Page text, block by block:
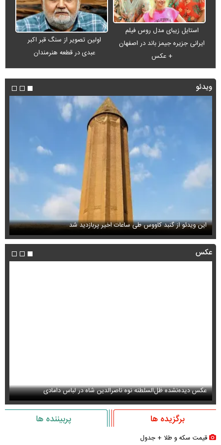
استایل زیبای مدل روس فیلم
ایرانی جزیره جیمز باند در اصفهان
+ عکس
اولین تصویر از سنگ قبر اکبر
عبدی در قطعه هنرمندان
ویدئو
این ویدئو از گنبد کاووس طی ساعات اخیر پربازدید شد
عکس
عکس دیده‌نشده ظل‌السلطنه نوه ناصرالدین شاه در لباس دامادی
برگزیده ها پربیننده ها
قیمت سکه و طلا + جدول